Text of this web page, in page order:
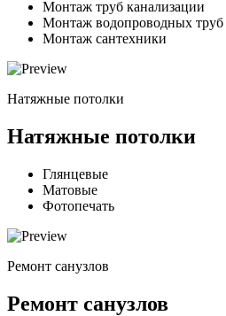
Монтаж труб канализации
Монтаж водопроводных труб
Монтаж сантехники
Натяжные потолки
Натяжные потолки
Глянцевые
Матовые
Фотопечать
Ремонт санузлов
Ремонт санузлов